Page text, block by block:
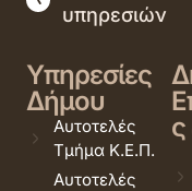
υπηρεσιών
Υπηρεσίες
Δήμου
Αυτοτελές
Τμήμα Κ.Ε.Π.
Αυτοτελές